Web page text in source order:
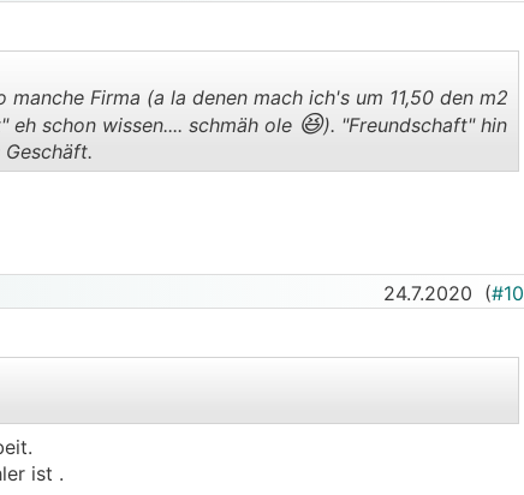
Firma (a la denen mach ich's um 11,50 den m2
schon wissen.... schmäh ole 😆). "Freundschaft" hin
24.7.2020 (#10
ist .